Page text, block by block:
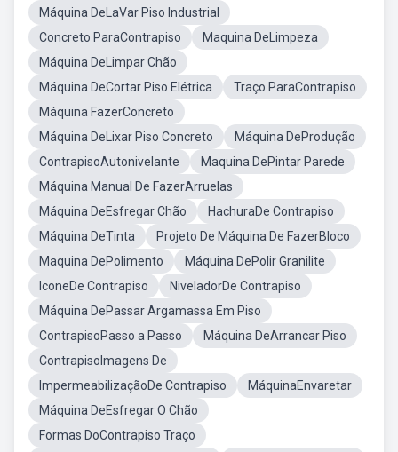
Máquina DeLaVar Piso Industrial
Concreto ParaContrapiso
Maquina DeLimpeza
Máquina DeLimpar Chão
Máquina DeCortar Piso Elétrica
Traço ParaContrapiso
Máquina FazerConcreto
Máquina DeLixar Piso Concreto
Máquina DeProdução
ContrapisoAutonivelante
Maquina DePintar Parede
Máquina Manual De FazerArruelas
Máquina DeEsfregar Chão
HachuraDe Contrapiso
Máquina DeTinta
Projeto De Máquina De FazerBloco
Maquina DePolimento
Máquina DePolir Granilite
IconeDe Contrapiso
NiveladorDe Contrapiso
Máquina DePassar Argamassa Em Piso
ContrapisoPasso a Passo
Máquina DeArrancar Piso
ContrapisoImagens De
ImpermeabilizaçãoDe Contrapiso
MáquinaEnvaretar
Máquina DeEsfregar O Chão
Formas DoContrapiso Traço